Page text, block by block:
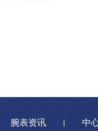
腕表资讯 中